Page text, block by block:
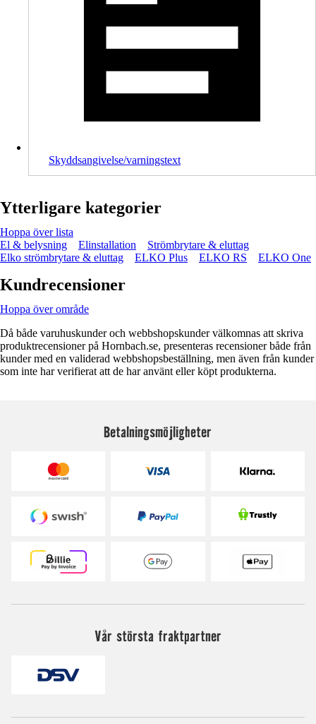
Skyddsangivelse/varningstext
Ytterligare kategorier
Hoppa över lista
El & belysning
Elinstallation
Strömbrytare & eluttag
Elko strömbrytare & eluttag
ELKO Plus ELKO RS ELKO One
Kundrecensioner
Hoppa över område
Då både varuhuskunder och webbshopskunder välkomnas att skriva
produktrecensioner på Hornbach.se, presenteras recensioner både från
kunder med en validerad webbshopsbeställning, men även från kunder
som inte har verifierat att de har använt eller köpt produkterna.
Betalningsmöjligheter
Vår största fraktpartner